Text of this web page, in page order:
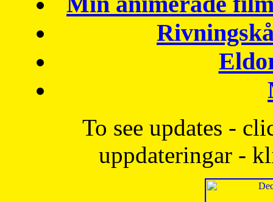
To see updates -
uppdateringar -